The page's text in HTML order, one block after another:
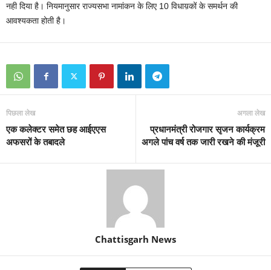
नही दिया है। नियमानुसार राज्यसभा नामांकन के लिए 10 विधाय़कों के समर्थन की
आवश्यकता होती है।
पिछला लेख
एक कलेक्टर समेत छह आईएएस
अफसरों के तबादले
अगला लेख
प्रधानमंत्री रोजगार सृजन कार्यक्रम
अगले पांच वर्ष तक जारी रखने की मंजूरी
Chattisgarh News